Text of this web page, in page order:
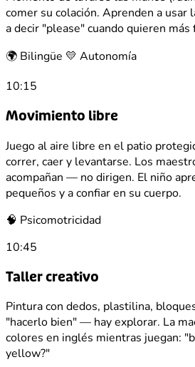
comer su colación. Aprenden a usar
a decir "please" cuando quieren más
🌍 Bilingüe 💛 Autonomía
10:15
Movimiento libre
Juego al aire libre en el patio
correr, caer y levantarse. Los
acompañan — no dirigen. El niño
pequeños y a confiar en su cuerpo.
🧠 Psicomotricidad
10:45
Taller creativo
Pintura con dedos, plastilina,
"hacerlo bien" — hay explorar. La
colores en inglés mientras juegan:
yellow?"